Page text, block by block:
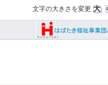
文字の大きさを変更